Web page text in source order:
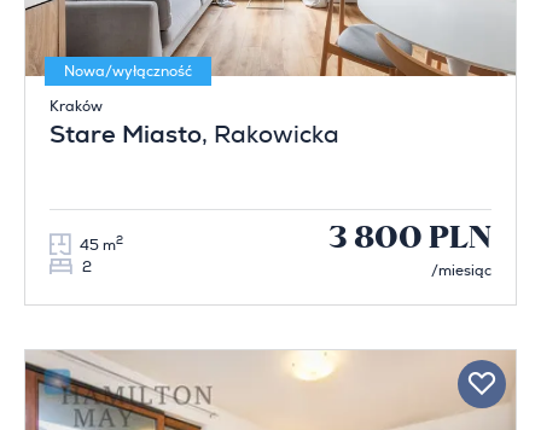
Nowa/wyłączność
Kraków
Stare Miasto, Rakowicka
45 m2
2
3 800 PLN
/miesiąc